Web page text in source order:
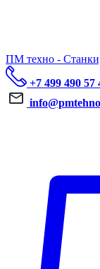
ПМ техно - Станки,
+7 499 490 57